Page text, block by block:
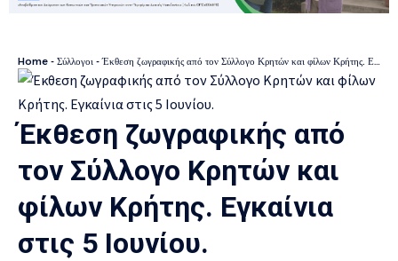
Home - Σύλλογοι -Έκθεση ζωγραφικής από τον Σύλλογο Κρητών και φίλων Κρήτης. Εγκαίνια στις 5 Ιουνίου.
Έκθεση ζωγραφικής από
τον Σύλλογο Κρητών και
φίλων Κρήτης. Εγκαίνια
στις 5 Ιουνίου.